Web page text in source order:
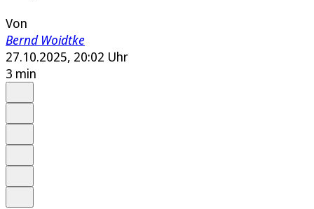
Von
Bernd Woidtke
27.10.2025, 20:02 Uhr
3 min